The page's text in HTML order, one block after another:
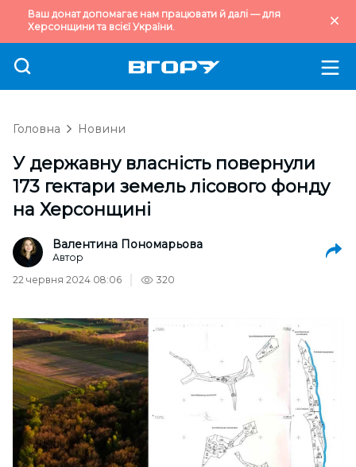
Ваш донат допомагає нам працювати й далі — для
Херсонщини та всієї України.
Головна Новини
У державну власність повернули
173 гектари земель лісового фонду
на Херсонщині
Валентина Пономарьова
Автор
22 червня 2024 08:06
320